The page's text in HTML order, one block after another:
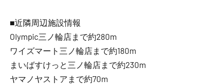
■近隣周辺施設情報
Olympic三ノ輪店まで約280m
ワイズマート三ノ輪店まで約180m
まいばすけっと三ノ輪店まで約230m
ヤマノヤストアまで約70m